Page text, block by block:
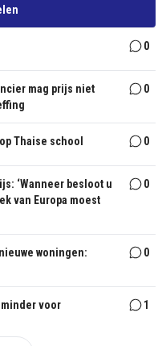
0
mag prijs niet
0
Thaise school 0
‘Wanneer besloot u
van Europa moest
0
woningen:
0
voor
1